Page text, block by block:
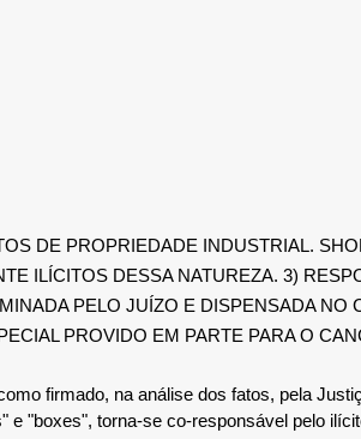
DE PROPRIEDADE INDUSTRIAL.
ILÍCITOS DESSA NATUREZA. 3)
PELO JUÍZO E DISPENSADA
PROVIDO EM PARTE PARA O
firmado, na análise dos fatos, pela
e "boxes", torna-se co-responsável pelo